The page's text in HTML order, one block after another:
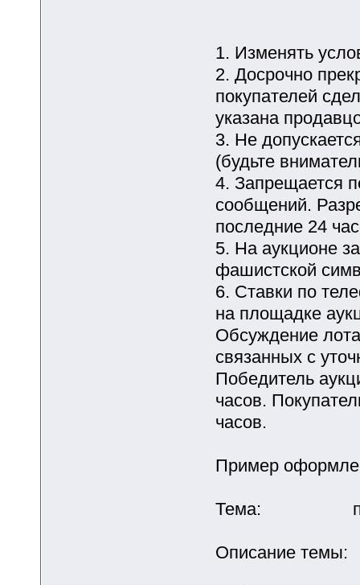
1. Изменять
2. Досрочно
покупателей
указана
3. Не
(будьте
4. Запрещается
сообщений.
последние 24
5. На аукционе
фашистской
6. Ставки по
на площадке
Обсуждение
связанных с
Победитель
часов.
часов.
Пример
Тема:
Описание темы: